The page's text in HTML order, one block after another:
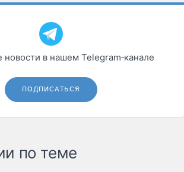
новости в нашем Telegram‑канале
ПОДПИСАТЬСЯ
по теме